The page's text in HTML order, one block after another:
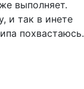
выполняет.
и так в инете
похвастаюсь.